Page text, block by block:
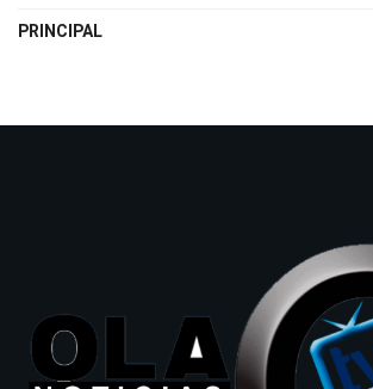
PRINCIPAL